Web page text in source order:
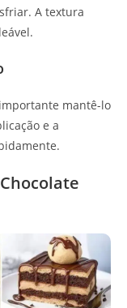
A textura
mantê-lo
e a